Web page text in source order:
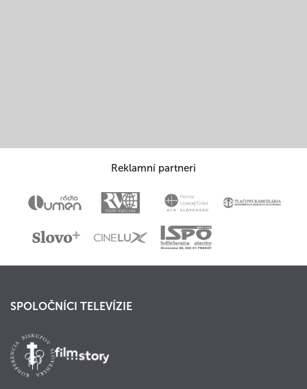
Reklamní partneri
SPOLOČNÍCI TELEVÍZIE